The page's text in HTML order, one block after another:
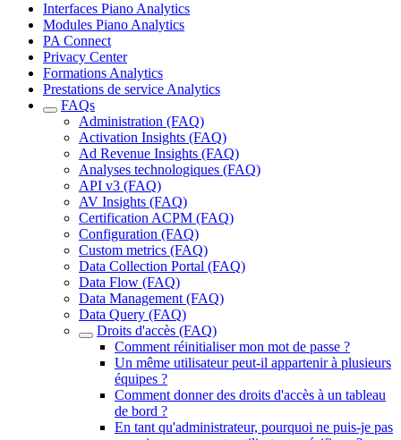
Interfaces Piano Analytics
Modules Piano Analytics
PA Connect
Privacy Center
Formations Analytics
Prestations de service Analytics
FAQs
Administration (FAQ)
Activation Insights (FAQ)
Ad Revenue Insights (FAQ)
Analyses technologiques (FAQ)
API v3 (FAQ)
AV Insights (FAQ)
Certification ACPM (FAQ)
Configuration (FAQ)
Custom metrics (FAQ)
Data Collection Portal (FAQ)
Data Flow (FAQ)
Data Management (FAQ)
Data Query (FAQ)
Droits d'accès (FAQ)
Comment réinitialiser mon mot de passe ?
Un même utilisateur peut-il appartenir à plusieurs
équipes ?
Comment donner des droits d'accès à un tableau
de bord ?
En tant qu'administrateur, pourquoi ne puis-je pas